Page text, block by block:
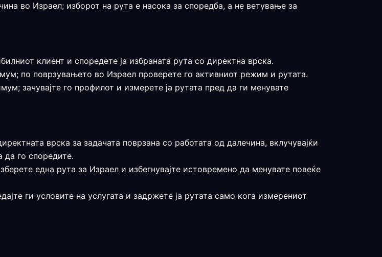
во Израел; изборот на рута е насока за споредба, а не ветување за
клиент и споредете ја избраната рута со директна врска.
по поврзувањето во Израел проверете го активниот режим и рутата.
зачувајте го профилот и измерете ја рутата пред да ги менувате
врска за задачата поврзана со работата од далечина, вклучувајќи
да го споредите.
една рута за Израел и избегнувајте истовремено да менувате повеќе
ги условите на услугата и задржете ја рутата само кога измерениот